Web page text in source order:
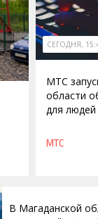
СЕГОДНЯ,
МТС
области
для людей
МТС
В Магаданской